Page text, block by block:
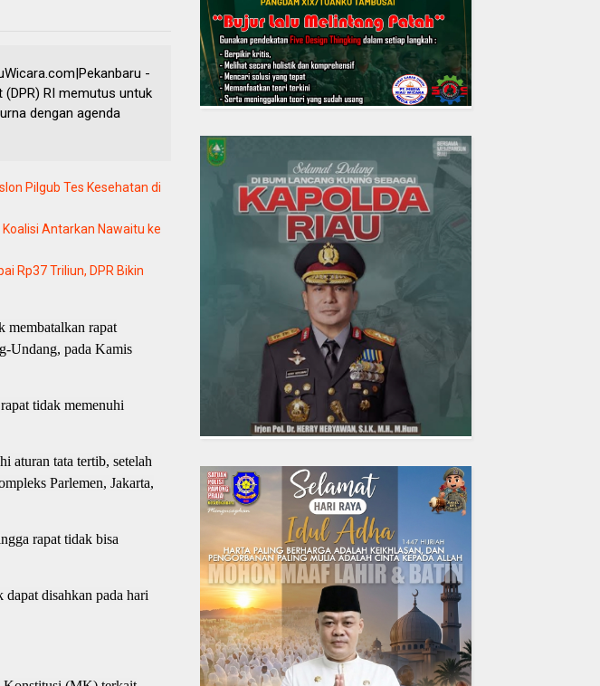
-
(DPR) RI memutus untuk
dengan agenda
Pilgub Tes Kesehatan di
Antarkan Nawaitu ke
Rp37 Triliun, DPR Bikin
membatalkan rapat
Undang, pada Kamis
tidak memenuhi
aturan tata tertib, setelah
Parlemen, Jakarta,
rapat tidak bisa
disahkan pada hari